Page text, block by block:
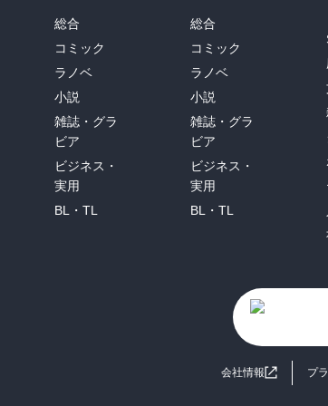
総合
コミック
ラノベ
小説
雑誌・グラ
ビア
ビジネス・
実用
BL・TL
総合
コミック
ラノベ
小説
雑誌・グラ
ビア
ビジネス・
実用
BL・TL
会社情報 プ